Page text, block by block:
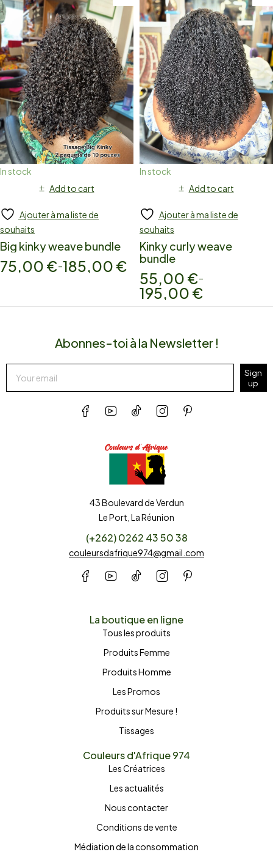
In stock
Add to cart
Ajouter à ma liste de
souhaits
Big kinky weave bundle
75,00 €–185,00 €
In stock
Add to cart
Ajouter à ma liste de
souhaits
Kinky curly weave
bundle
55,00 €–
195,00 €
43 Boulevard de Verdun
Le Port, La Réunion
(+262) 0262 43 50 38
couleursdafrique974@gmail.com
La boutique en ligne
Tous les produits
Produits Femme
Produits Homme
Les Promos
Produits sur Mesure !
Tissages
Couleurs d'Afrique 974
Les Créatrices
Les actualités
Nous contacter
Conditions de vente
Médiation de la consommation
Abonnes-toi à la Newsletter !
Sign
up